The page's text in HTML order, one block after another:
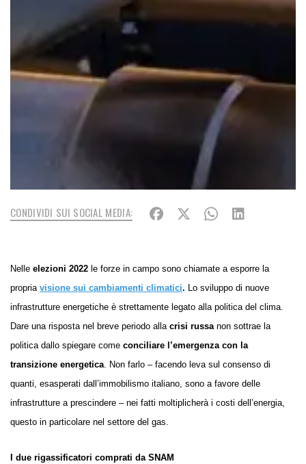
CONDIVIDI SUI SOCIAL MEDIA:
Nelle elezioni 2022 le forze in campo sono chiamate a esporre la
propria visione sui cambiamenti climatici. Lo sviluppo di nuove
infrastrutture energetiche è strettamente legato alla politica del clima.
Dare una risposta nel breve periodo alla crisi russanon sottrae la
politica dallo spiegare come conciliare l’emergenza con la
transizione energetica. Non farlo – facendo leva sul consenso di
quanti, esasperati dall’immobilismo italiano, sono a favore delle
infrastrutture a prescindere – nei fatti moltiplicherà i costi dell’energia,
questo in particolare nel settore del gas.
I due rigassificatori comprati da SNAM